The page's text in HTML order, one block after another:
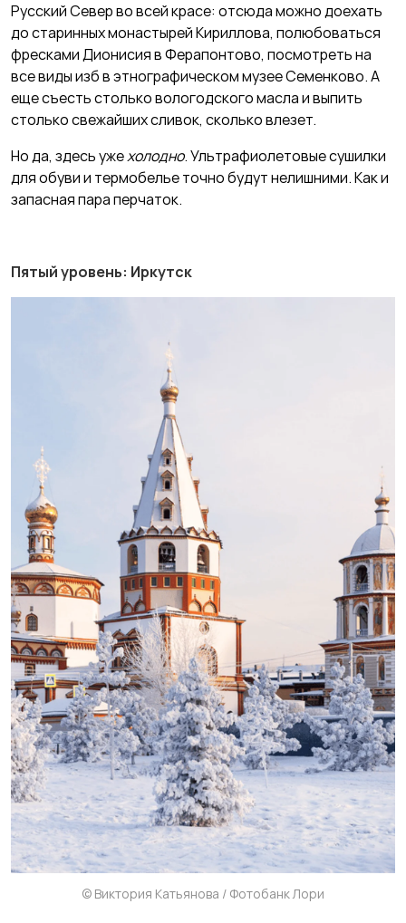
Русский Север во всей красе: отсюда можно доехать
до старинных монастырей Кириллова, полюбоваться
фресками Дионисия в Ферапонтово, посмотреть на
все виды изб в этнографическом музее Семенково. А
еще съесть столько вологодского масла и выпить
столько свежайших сливок, сколько влезет.
Но да, здесь ужехолодно. Ультрафиолетовые сушилки
для обуви и термобелье точно будут нелишними. Как и
запасная пара перчаток.
Пятый уровень: Иркутск
© Виктория Катьянова / Фотобанк Лори